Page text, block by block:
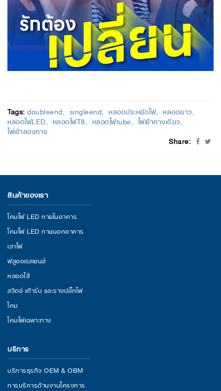
Tags:doubleend singleend หลอดประหยัดไฟ หลอดยาว
หลอดไฟLED หลอดไฟT8 หลอดไฟtube ไฟเข้าทางเดียว
ไฟเข้าสองทาง
Share:
สินค้าของเรา
โคมไฟ LED ภายในอาคาร
โคมไฟ LED ภายนอกอาคาร
เสาไฟ
ฟลูออเรสเซนส์
หลอดไส้
สวิตช์ เต้ารับ และรางปลั๊กไฟ
โคม
โคมไฟเฉพาะทาง
บริการ
บริการธุรกิจ OEM & OBM
การบริการด้านงานโครงการ